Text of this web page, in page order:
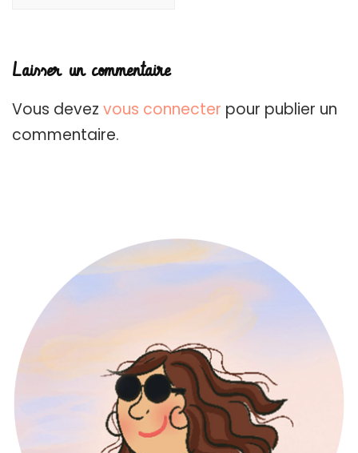
Laisser un commentaire
Vous devez vous connecter pour publier un
commentaire.